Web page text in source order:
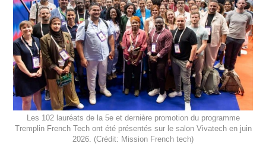
Les 102 lauréats de la 5e et dernière promotion du programme
Tremplin French Tech ont été présentés sur le salon Vivatech en juin
2026. (Crédit: Mission French tech)